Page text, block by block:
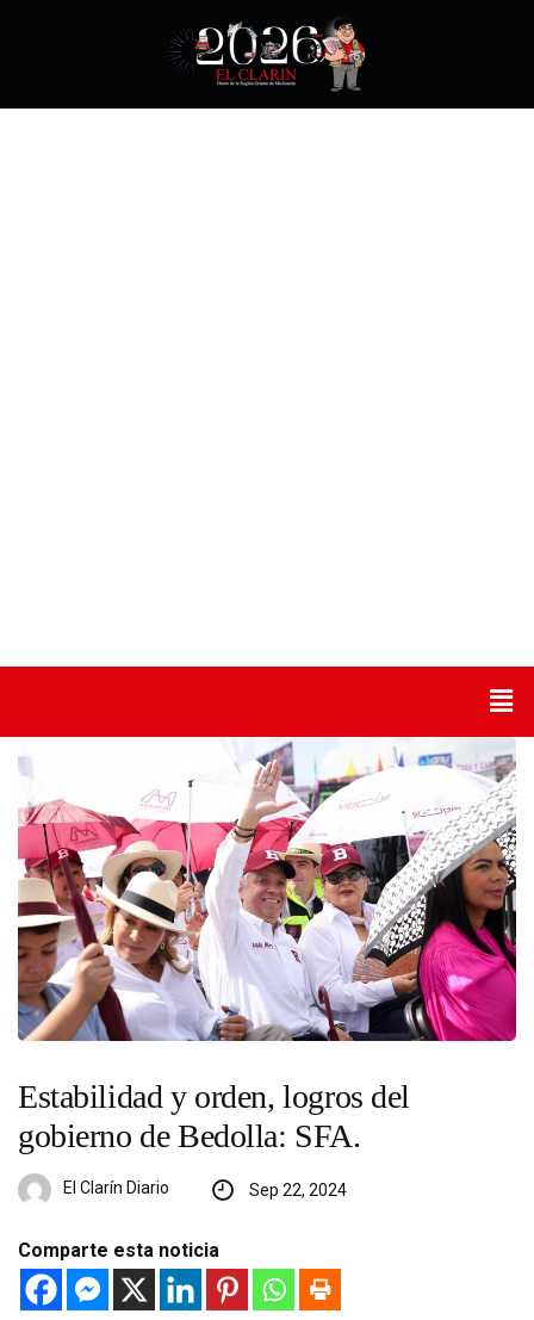
Estabilidad y orden, logros del
gobierno de Bedolla: SFA.
El Clarín Diario Sep 22, 2024
Comparte esta noticia